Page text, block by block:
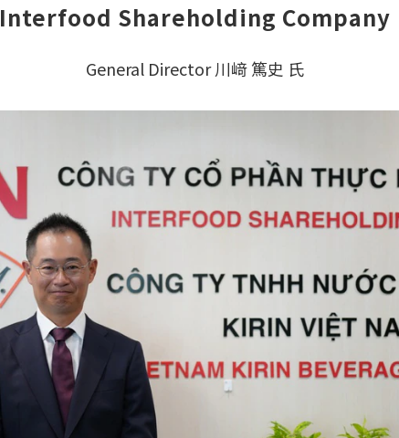
Interfood Shareholding Company
General Director 川﨑 篤史 氏